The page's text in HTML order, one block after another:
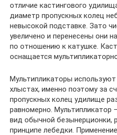
отличие кастингового
диаметр пропускных колец
невысокой подставке. Зато
увеличено и перенесены они
по отношению к катушке.
оснащается
Мультипликаторы
хлыстах, именно поэтому за
пропускных колец удилище
равномерно. Мультипликатор
вид обычной безынерционки,
принципе лебедки.